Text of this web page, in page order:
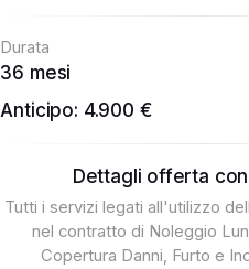
Durata
36 mesi
Anticipo: 4.900 €
Dettagli offerta
Tutti i servizi legati all'utilizzo
nel contratto di Noleggio
Copertura Danni, Furto e